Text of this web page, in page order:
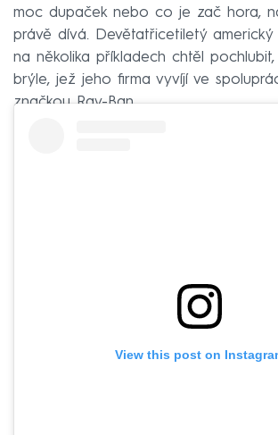
moc dupaček nebo co je zač hora,
právě dívá. Devětatřicetiletý americký
na několika příkladech chtěl
brýle, jež jeho firma vyvíjí ve
značkou Ray-Ban.
View this post on